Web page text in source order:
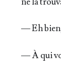
— Eh bien,
— À qui